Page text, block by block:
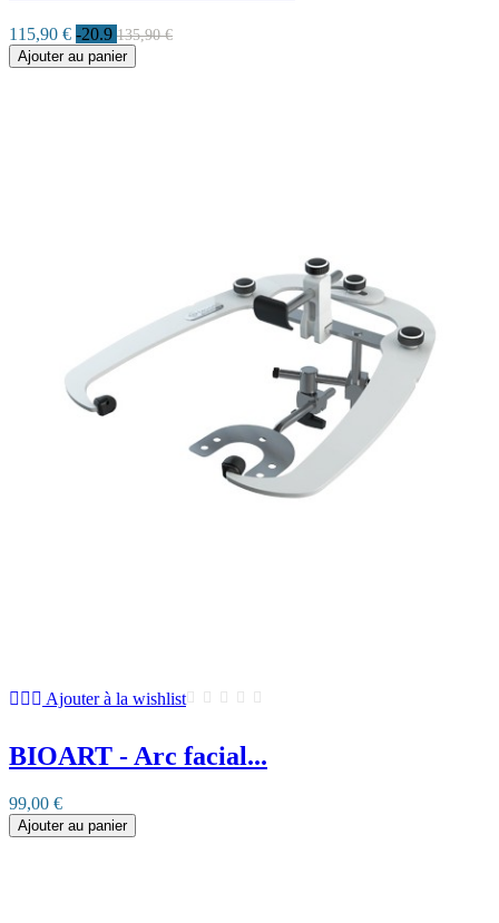
115,90 € -20.9 135,90 €
Ajouter au panier
Ajouter à la wishlist
BIOART - Arc facial...
99,00 €
Ajouter au panier